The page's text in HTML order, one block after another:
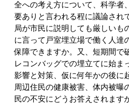
全への考え方について、科学者
要ありと言われる程に議論され
局が市民に説明しても厳しいも
に言って戸室埋立場で働く人達
保障できますか。又、短期間で
レコンバッグでの埋立てに始ま
影響と対策、仮に何年かの後に
周辺住民の健康被害、体内被曝
民の不安にどうお答えされます